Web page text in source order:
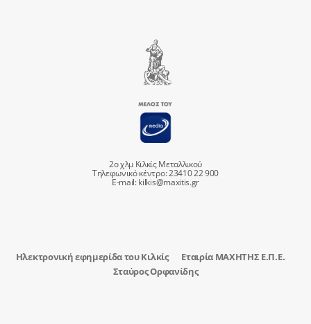
2ο χλμ Κιλκίς Μεταλλικού
Τηλεφωνικό κέντρο: 23410 22 900
E-mail:kilkis@maxitis.gr
Ηλεκτρονική εφημερίδα του Κιλκίς
Εταιρία ΜΑΧΗΤΗΣ Ε.Π.Ε.
Σταύρος Ορφανίδης